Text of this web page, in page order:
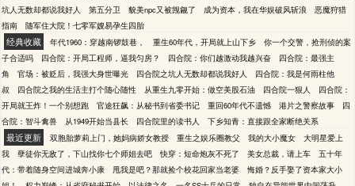
坑人无数却都说我好人
第五分卫 貌美npc又被觊觎了 成为资本，我在华娱破风斩浪
恶魔狩猎
指南
随军住大院！七零军嫂易孕生四胎
经典收藏 年代1960：穿越南锣鼓巷， 重生60年代，开局就上山下乡
你一个交警，抢刑侦的案
子合适吗
四合院：开局工程师，逼我匀房？ 四合院：你们越激动我越兴奋
四合院：最强主
角
官场：被贬后，我强大身世曝光 四合院之坑人无数却都说我好人
四合院：我是何雨柱他
叔
四合院之我的生活主打个随心随性 从重生九零开始：做空美股石油 四合院一狠人
四合院：
开局就王炸！一个别想跑
官途狂飙：从秘书到省委书记 重回60年代不遗憾 港片之警察故事
四
合院：智斗禽兽
从1949开始当县长 四合院里的读书人 下乡知青：直接跟全家断绝关系
最近更新 双胞胎萝莉上门，她妈病娇女教授 重生之娱乐圈教父 我的大小魔女
大明星爱上
我
孽徒你无敌了，下山找你七个师姐去吧 快穿：短命炮灰不死了 美女总裁，请上车
五十年
代：带着随身空间进城奔小康
甩我是吧？那就捡个校花回家当老婆
悔婚？反手娶了资本家大小